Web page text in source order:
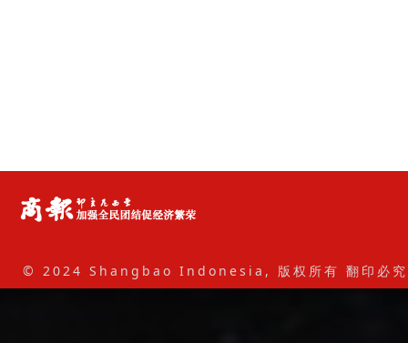
© 2024 Shangbao Indonesia, 版权所有 翻印必